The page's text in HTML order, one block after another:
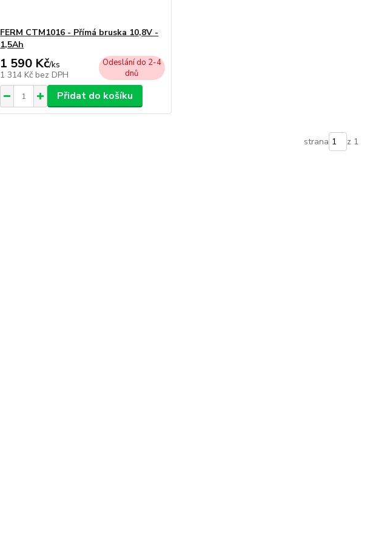
FERM CTM1016 - Přímá bruska 10,8V -
1,5Ah
1 590 Kč/ks
1 314 Kč bez DPH
Odeslání do 2-4
dnů
Přidat do košíku
strana z 1